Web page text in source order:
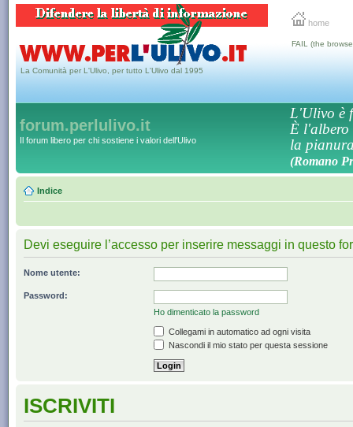
home
La Comunità per L'Ulivo, per tutto L'Ulivo dal 1995
FAIL (the
forum.perlulivo.it
Il forum libero per chi sostiene i valori dell'Ulivo
L'Ulivo è
È l'albero
la
(Romano
Indice
Devi eseguire l’accesso per inserire messaggi in questo
Nome utente:
Password:
Ho dimenticato la password
Collegami in automatico ad ogni visita
Nascondi il mio stato per questa sessione
ISCRIVITI